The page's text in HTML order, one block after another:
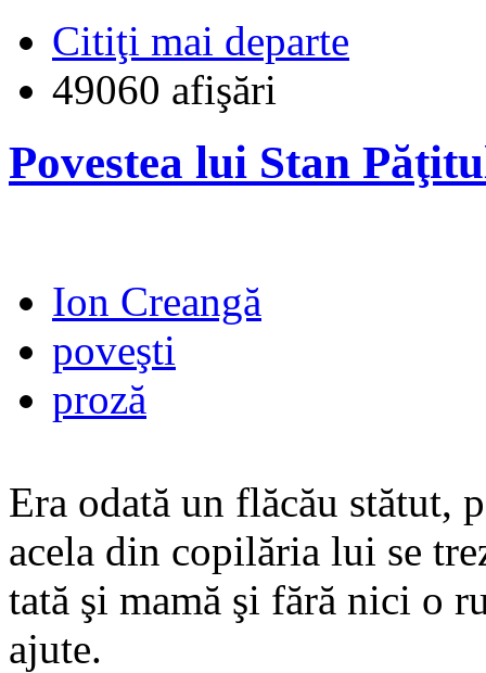
Citiţi mai departe
49060 afişări
Povestea lui Stan
Ion Creangă
poveşti
proză
Era odată un flăcău stătut,
acela din copilăria lui se
tată şi mamă şi fără nici o
ajute.